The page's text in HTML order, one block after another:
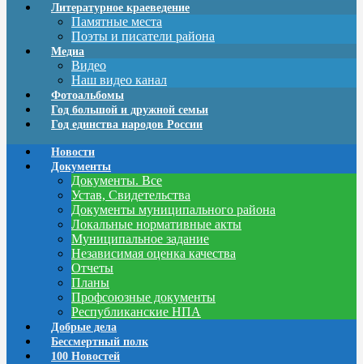
Литературное краеведение
Памятные места
Поэты и писатели района
Медиа
Видео
Наш видео канал
Фотоальбомы
Год большой и дружной семьи
Год единства народов России
Новости
Документы
Документы. Все
Устав, Свидетельства
Документы муниципального района
Локальные нормативные акты
Муниципальное задание
Независимая оценка качества
Отчеты
Планы
Профсоюзные документы
Республиканские НПА
Добрые дела
Бессмертный полк
100 Новостей